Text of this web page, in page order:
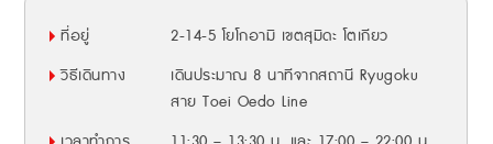
ที่อยู่
2-14-5 โยโกอามิ เขตสุมิดะ โตเกียว
วิธีเดินทาง
เดินประมาณ 8 นาทีจากสถานี Ryugoku
สาย Toei Oedo Line